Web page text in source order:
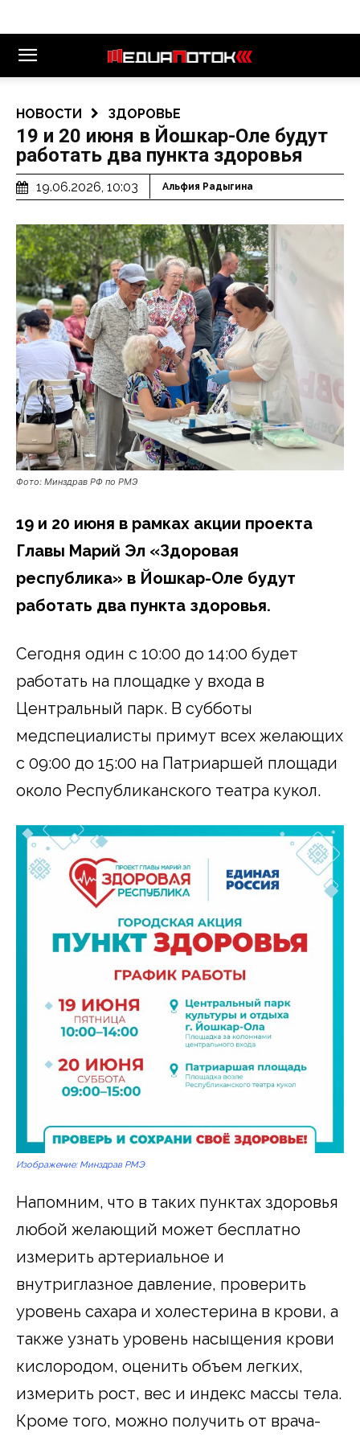
НОВОСТИ ЗДОРОВЬЕ
19 и 20 июня в Йошкар-Оле будут
работать два пункта здоровья
19.06.2026, 10:03 Альфия Радыгина
Фото: Минздрав РФ по РМЭ
19 и 20 июня в рамках акции проекта
Главы Марий Эл «Здоровая
республика» в Йошкар-Оле будут
работать два пункта здоровья.
Сегодня один с 10:00 до 14:00 будет
работать на площадке у входа в
Центральный парк. В субботы
медспециалисты примут всех желающих
с 09:00 до 15:00 на Патриаршей площади
около Республиканского театра кукол.
Изображение: Минздрав РМЭ
Напомним, что в таких пунктах здоровья
любой желающий может бесплатно
измерить артериальное и
внутриглазное давление, проверить
уровень сахара и холестерина в крови, а
также узнать уровень насыщения крови
кислородом, оценить объем легких,
измерить рост, вес и индекс массы тела.
Кроме того, можно получить от врача-